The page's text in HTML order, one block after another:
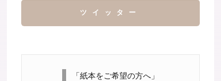
ツイッター
「紙本をご希望の方へ」